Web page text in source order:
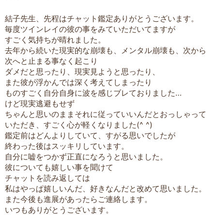
結子先生、先程はチャット鑑定ありがとうございます。
毎度ツインレイの彼の事をみていただいてますが
すごく気持ちが晴れました。
去年から続いた現実的な崩壊も、メンタル崩壊も、次から
次へと止まる事なく起こり
ダメだと思ったり、現実見ようと思ったり、
また彼が浮かんでは深く考えてしまったり
ものすごく自分自身に波を感じブレておりました…
けど現実逃避もせず
ちゃんと思いのままそれに従っていいんだとおっしゃって
いただき、すごく心が軽くなりました(^ ^)
鑑定前はどんよりしていて、すがる思いでしたが
終わった後はスッキリしています。
自分に嘘をつかず正直になろうと思いました。
彼についても嬉しい事を聞けて
チャットを読み返しては
私はやっぱ嬉しいんだ、好きなんだと改めて思いました。
また今後も進展があったらご連絡します。
いつもありがとうございます。